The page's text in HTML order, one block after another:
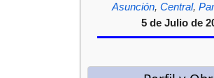
Asunción, Central,
5 de Julio de